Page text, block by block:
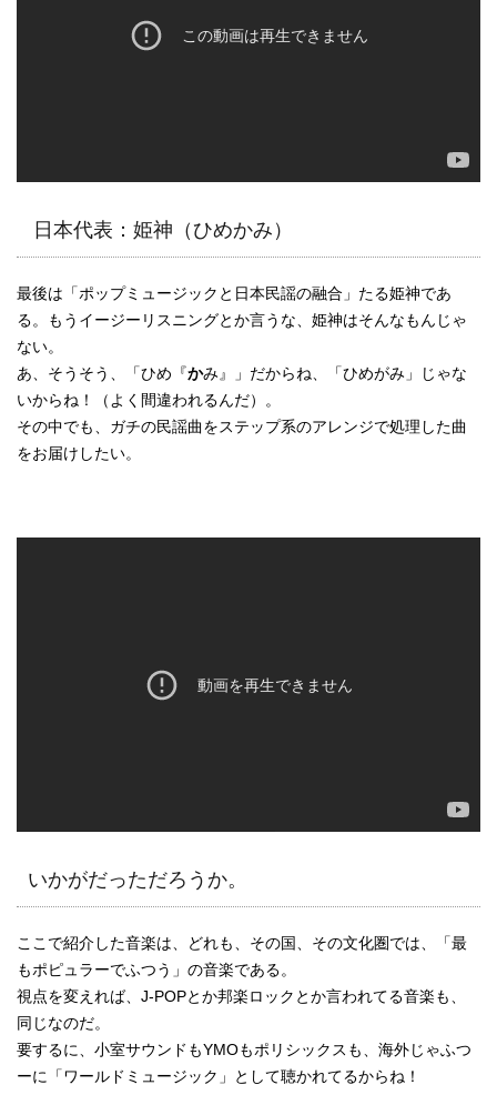
日本代表：姫神（ひめかみ）
最後は「ポップミュージックと日本民謡の融合」たる姫神であ
る。もうイージーリスニングとか言うな、姫神はそんなもんじゃ
ない。
あ、そうそう、「ひめ『かみ』」だからね、「ひめがみ」じゃな
いからね！（よく間違われるんだ）。
その中でも、ガチの民謡曲をステップ系のアレンジで処理した曲
をお届けしたい。
いかがだっただろうか。
ここで紹介した音楽は、どれも、その国、その文化圏では、「最
もポピュラーでふつう」の音楽である。
視点を変えれば、J-POPとか邦楽ロックとか言われてる音楽も、
同じなのだ。
要するに、小室サウンドもYMOもポリシックスも、海外じゃふつ
ーに「ワールドミュージック」として聴かれてるからね！